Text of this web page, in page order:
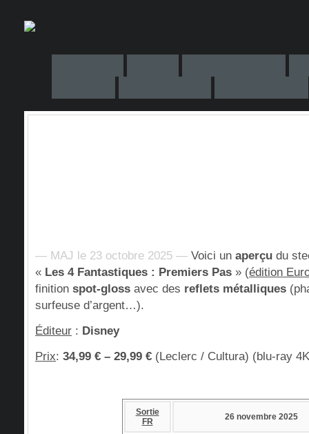
— MAJ le 23 octobre 2025 — Voici un aperçu du
« Les 4 Fantastiques : Premiers Pas » (édition
finition spot-gloss avec des reflets métalliques
surfeuse d’argent…).
Éditeur : Disney
Prix: 34,99 € – 29,99 € (Leclerc / Cultura) (blu-ray
Sortie
FR
26 novembre 2025